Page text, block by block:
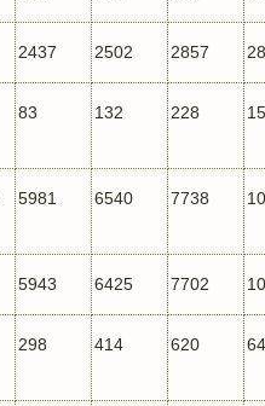
2437 2502 2857
83 132 228
5981 6540 7738
5943 6425 7702
298 414 620